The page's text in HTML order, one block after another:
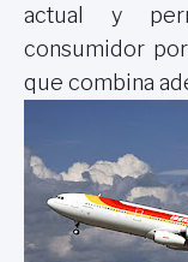
actual y
consumidor
que combina